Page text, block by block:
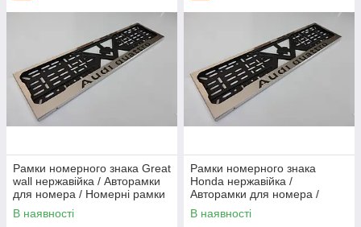
Рамки номерного знака Great
wall нержавійка / Авторамки
для номера / Номерні рамки
нержавійка
В наявності
Рамки номерного знака
Honda нержавійка /
Авторамки для номера /
Номерні рамки нержавійка
В наявності